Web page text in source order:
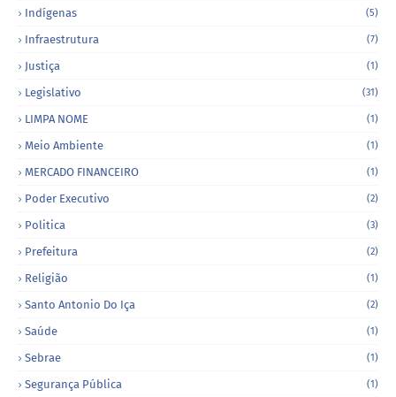
Indígenas (5)
Infraestrutura (7)
Justiça (1)
Legislativo (31)
LIMPA NOME (1)
Meio Ambiente (1)
MERCADO FINANCEIRO (1)
Poder Executivo (2)
Politica (3)
Prefeitura (2)
Religião (1)
Santo Antonio Do Iça (2)
Saúde (1)
Sebrae (1)
Segurança Pública (1)